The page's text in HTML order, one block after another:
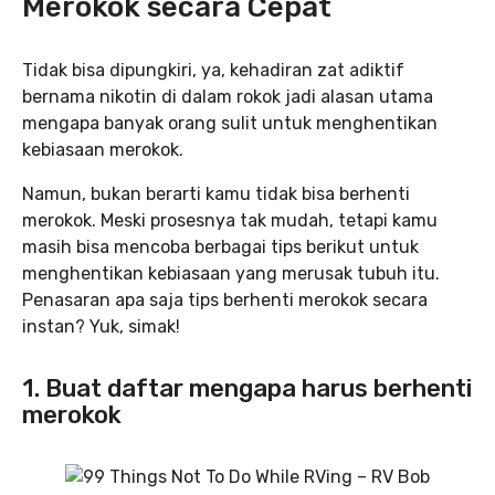
Merokok secara Cepat
Tidak bisa dipungkiri, ya, kehadiran zat adiktif
bernama nikotin di dalam rokok jadi alasan utama
mengapa banyak orang sulit untuk menghentikan
kebiasaan merokok.
Namun, bukan berarti kamu tidak bisa berhenti
merokok. Meski prosesnya tak mudah, tetapi kamu
masih bisa mencoba berbagai tips berikut untuk
menghentikan kebiasaan yang merusak tubuh itu.
Penasaran apa saja tips berhenti merokok secara
instan? Yuk, simak!
1. Buat daftar mengapa harus berhenti
merokok